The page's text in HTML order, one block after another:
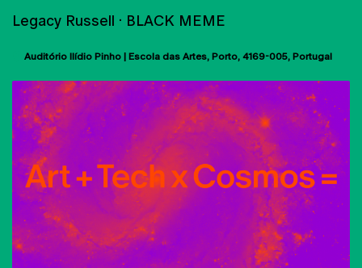
Legacy Russell · BLACK MEME
Auditório Ilídio Pinho | Escola das Artes Porto 4169-005 Portugal